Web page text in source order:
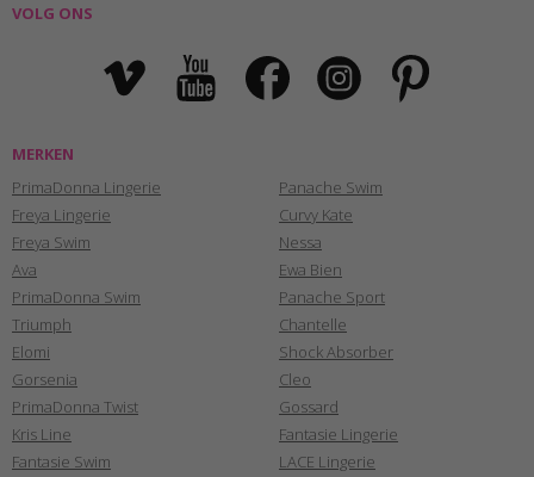
VOLG ONS
MERKEN
PrimaDonna Lingerie
Freya Lingerie
Freya Swim
Ava
PrimaDonna Swim
Triumph
Elomi
Gorsenia
PrimaDonna Twist
Kris Line
Fantasie Swim
Panache Swim
Curvy Kate
Nessa
Ewa Bien
Panache Sport
Chantelle
Shock Absorber
Cleo
Gossard
Fantasie Lingerie
LACE Lingerie